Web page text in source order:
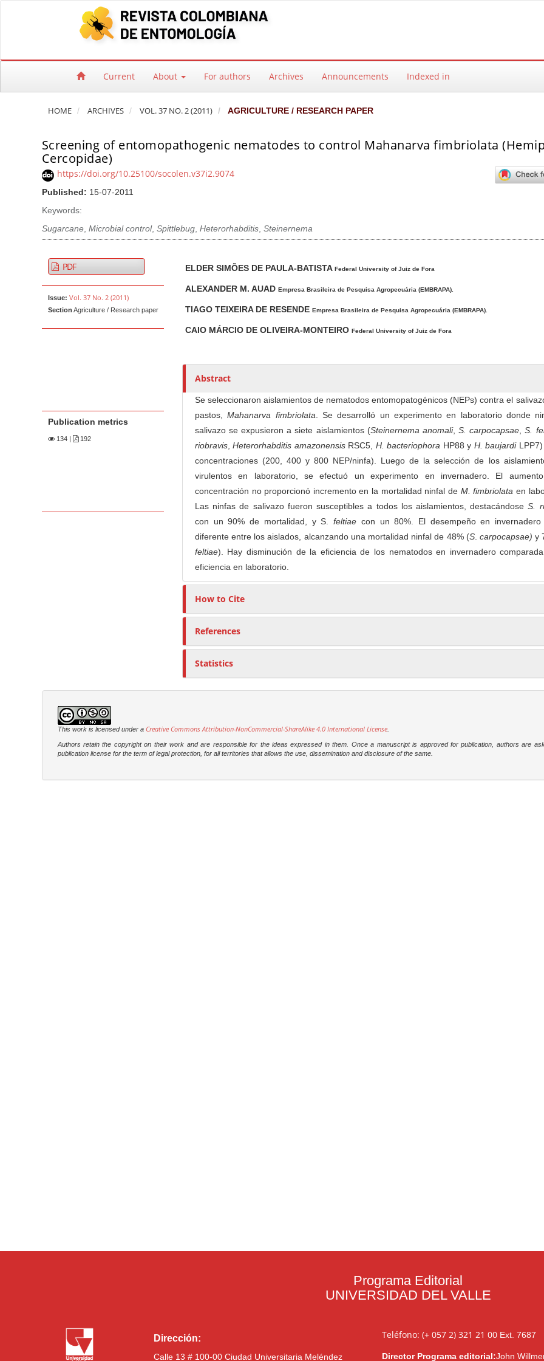
Quick jump to page content
Main Navigation
Current About For authors Archives Announcements Indexed in
HOME ARCHIVES VOL. 37 NO. 2 (2011) AGRICULTURE / RESEARCH PAPER
Screening of entomopathogenic nematodes to control Mahanarva fimbriolata
Cercopidae)
https://doi.org/10.25100/socolen.v37i2.9074
Published: 15-07-2011
Keywords:
Sugarcane, Microbial control, Spittlebug, Heterorhabditis, Steinernema
Article Sidebar
PDF
Issue: Vol. 37 No. 2 (2011)
Section Agriculture / Research paper
Publication metrics
134| 192
u
h
o
r
ELDER SIMÕES DE PAULA-BATISTA Federal University of Juiz de Fora
ALEXANDER M. AUAD Empresa Brasileira de Pesquisa Agropecuária (EMBRAPA).
TIAGO TEIXEIRA DE RESENDE Empresa Brasileira de Pesquisa Agropecuária (EMBRAPA).
CAIO MÁRCIO DE OLIVEIRA-MONTEIRO Federal University of Juiz de Fora
Abstract
Se seleccionaron aislamientos de nematodos entomopatogénicos (NEPs) contra el
pastos,Mahanarva fimbriolata. Se desarrolló un experimento en laboratorio donde
salivazo se expusieron a siete aislamientos (Steinernema anomali,S. carpocapsae,S.
riobravis,Heterorhabditis amazonensis RSC5, H. bacteriophora HP88 y H. baujardi
concentraciones (200, 400 y 800 NEP/ninfa). Luego de la selección de los
virulentos en laboratorio, se efectuó un experimento en invernadero. El
concentración no proporcionó incremento en la mortalidad ninfal de M. fimbriolataen
Las ninfas de salivazo fueron susceptibles a todos los aislamientos, destacándoseS.
con un 90% de mortalidad, y S.feltiae con un 80%. El desempeño en
diferente entre los aislados, alcanzando una mortalidad ninfal de 48% (S.carpocapsae)y
feltiae). Hay disminución de la eficiencia de los nematodos en invernadero
eficiencia en laboratorio.
How to Cite
References
Statistics
This work is licensed under a Creative Commons Attribution-NonCommercial-ShareAlike 4.0 International License.
Authors retain the copyright on their work and are responsible for the ideas expressed in them. Once a manuscript is approved for publication, authors are
publication license for the term of legal protection, for all territories that allows the use, dissemination and disclosure of the same.
Programa Editorial
UNIVERSIDAD DEL VALLE
Dirección:
Calle 13 # 100-00 Ciudad Universitaria Meléndez
Teléfono: (+ 057 2) 321 21 00Ext. 7687
Director Programa editorial:John